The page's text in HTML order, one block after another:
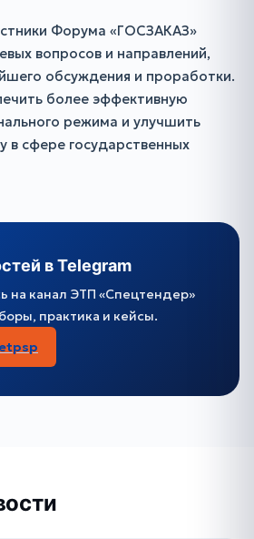
Форума «ГОСЗАКАЗ»
вопросов и направлений,
обсуждения и проработки.
более эффективную
режима и улучшить
в сфере государственных
в Telegram
на канал ЭТП «Спецтендер»
практика и кейсы.